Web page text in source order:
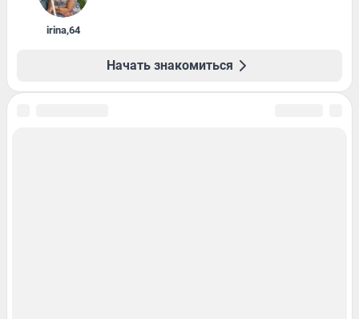
irina,64
Начать знакомиться